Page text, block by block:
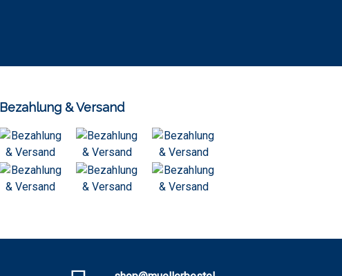
Bezahlung & Versand